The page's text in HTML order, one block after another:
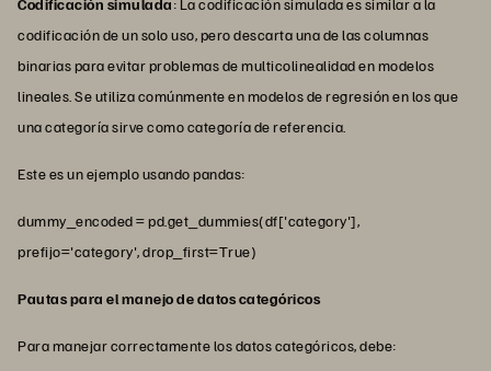
Codificación simulada: La codificación simulada es similar a la
codificación de un solo uso, pero descarta una de las columnas
binarias para evitar problemas de multicolinealidad en modelos
lineales. Se utiliza comúnmente en modelos de regresión en los que
una categoría sirve como categoría de referencia.
Este es un ejemplo usando pandas:
dummy_encoded = pd.get_dummies(df['category'],
prefijo='category', drop_first=True)
Pautas para el manejo de datos categóricos
Para manejar correctamente los datos categóricos, debe: